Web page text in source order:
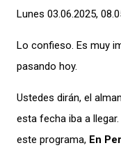
Lunes 03.06.2025,
Lo confieso. Es muy
pasando hoy.
Ustedes dirán, el
esta fecha iba a
este programa, En